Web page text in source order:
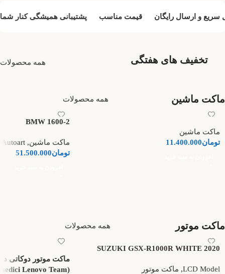
پشتیبانی همیشگی کنار شما 7/24 قیمت مناسب سریع و ارسال رایگان
تخفیف های هفتگی همه محصولات
ماکت ماشین همه محصولات
ماکت ماشین
تومان11.400.000
BMW 1600-2
ماکت ماشین,
Autoart
تومان51.500.000
ماکت موتور همه محصولات
SUZUKI GSX-R1000R WHITE 2020
LCD Model
, ماکت موتور
ماکت موتور دوکاتی
(Ducati Desmosedici Lenovo Team)